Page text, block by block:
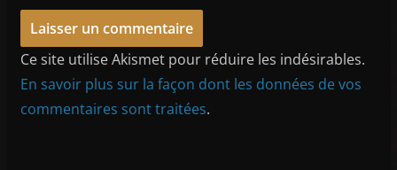
Ce site utilise Akismet pour réduire les indésirables.
En savoir plus sur la façon dont les données de vos
commentaires sont traitées.